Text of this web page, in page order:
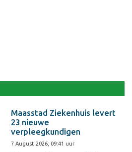
Maasstad Ziekenhuis levert
23 nieuwe
verpleegkundigen
7 August 2026, 09:41 uur